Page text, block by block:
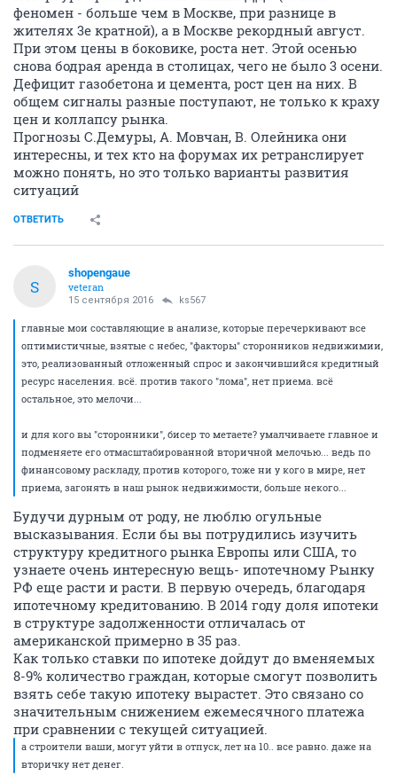
феномен - больше чем в Москве, при разнице в
жителях 3е кратной), а в Москве рекордный август.
При этом цены в боковике, роста нет. Этой осенью
снова бодрая аренда в столицах, чего не было 3 осени.
Дефицит газобетона и цемента, рост цен на них. В
общем сигналы разные поступают, не только к краху
цен и коллапсу рынка.
Прогнозы С.Демуры, А. Мовчан, В. Олейника они
интересны, и тех кто на форумах их ретранслирует
можно понять, но это только варианты развития
ситуаций
ОТВЕТИТЬ
S
shopengaue
veteran
15 сентября 2016 ks567
главные мои составляющие в анализе, которые перечеркивают все
оптимистичные, взятые с небес, "факторы" сторонников недвижимии,
это, реализованный отложенный спрос и закончившийся кредитный
ресурс населения. всё. против такого "лома", нет приема. всё
остальное, это мелочи...
и для кого вы "сторонники", бисер то метаете? умалчиваете главное и
подменяете его отмасштабированной вторичной мелочью... ведь по
финансовому раскладу, против которого, тоже ни у кого в мире, нет
приема, загонять в наш рынок недвижимости, больше некого...
Будучи дурным от роду, не люблю огульные
высказывания. Если бы вы потрудились изучить
структуру кредитного рынка Европы или США, то
узнаете очень интересную вещь- ипотечному Рынку
РФ еще расти и расти. В первую очередь, благодаря
ипотечному кредитованию. В 2014 году доля ипотеки
в структуре задолженности отличалась от
американской примерно в 35 раз.
Как только ставки по ипотеке дойдут до вменяемых
8-9% количество граждан, которые смогут позволить
взять себе такую ипотеку вырастет. Это связано со
значительным снижением ежемесячного платежа
при сравнении с текущей ситуацией.
а строители ваши, могут уйти в отпуск, лет на 10.. все равно. даже на
вторичку нет денег.